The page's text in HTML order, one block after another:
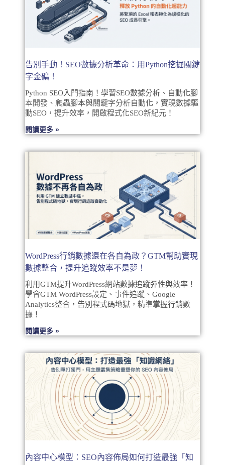
告別手動！SEO數據分析革命：用Python挖掘關鍵
字金礦！
Python SEO入門指南！學習SEO數據分析、自動化腳
本開發、爬蟲腳本與關鍵字分析自動化，實現數據驅
動SEO，提升效率，開啟程式化SEO新紀元！
閱讀更多 »
WordPress行銷數據還在各自為政？GTM幫助實現
數據整合，提升追蹤效率不是夢！
利用GTM提升WordPress網站數據追蹤彈性與效率！
學會GTM WordPress設定、事件追蹤、Google
Analytics整合，告別程式碼地獄，精準掌握行銷數
據！
閱讀更多 »
內容中心模型：SEO內容佈局如何打造最強「知